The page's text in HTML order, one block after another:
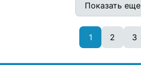
Показать еще
1 2 3